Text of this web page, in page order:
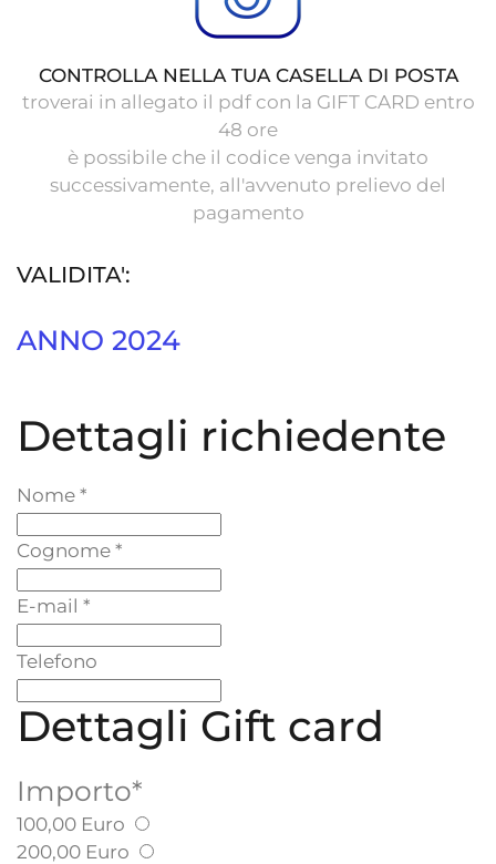
CONTROLLA NELLA TUA CASELLA DI POSTA
troverai in allegato il pdf con la GIFT CARD entro
48 ore
è possibile che il codice venga invitato
successivamente, all'avvenuto prelievo del
pagamento
VALIDITA':
ANNO 2024
Dettagli richiedente
Nome *
Cognome *
E-mail *
Telefono
Dettagli Gift card
Importo*
100,00 Euro
200,00 Euro